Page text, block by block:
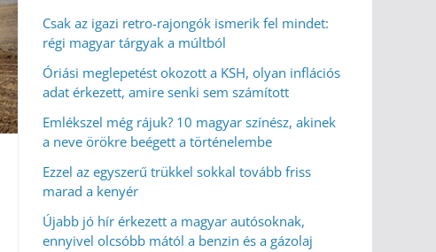
Csak az igazi retro-rajongók ismerik fel mindet:
régi magyar tárgyak a múltból
Óriási meglepetést okozott a KSH, olyan inflációs
adat érkezett, amire senki sem számított
Emlékszel még rájuk? 10 magyar színész, akinek
a neve örökre beégett a történelembe
Ezzel az egyszerű trükkel sokkal tovább friss
marad a kenyér
Újabb jó hír érkezett a magyar autósoknak,
ennyivel olcsóbb mától a benzin és a gázolaj